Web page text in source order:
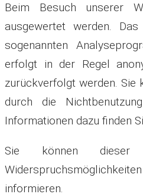
Beim Besuch unserer
ausgewertet werden.
sogenannten
erfolgt in der Regel
zurückverfolgt werden. Sie
durch die
Informationen dazu finden
Sie können dieser
informieren.